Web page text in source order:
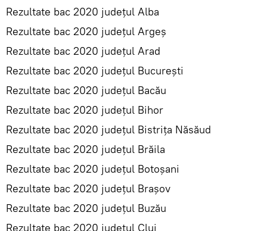
Rezultate bac 2020 județul Alba
Rezultate bac 2020 județul Argeș
Rezultate bac 2020 județul Arad
Rezultate bac 2020 județul București
Rezultate bac 2020 județul Bacău
Rezultate bac 2020 județul Bihor
Rezultate bac 2020 județul Bistrița Năsăud
Rezultate bac 2020 județul Brăila
Rezultate bac 2020 județul Botoșani
Rezultate bac 2020 județul Brașov
Rezultate bac 2020 județul Buzău
Rezultate bac 2020 județul Cluj